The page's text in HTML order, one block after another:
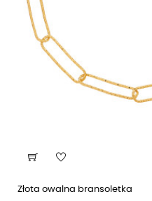
Złota owalna bransoletka